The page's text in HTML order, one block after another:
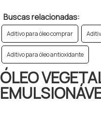
Buscas relacionadas:
Aditivo para óleo comprar
Aditivo para óleo antioxidante
ÓLEO